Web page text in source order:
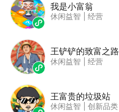
我是小富翁
休闲益智 经营
王铲铲的致富之路
休闲益智 经营
王富贵的垃圾站
休闲益智 创新品类